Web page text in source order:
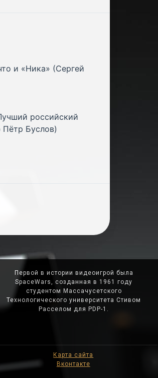
и «Ника» (Сергей
российский
Буслов)
Первой в истории видеоигрой была
SpaceWars, созданная в 1961 году
студентом Массачусетского
Технологического университета Стивом
Расселом для PDP-1.
Карта сайта
Вконтакте